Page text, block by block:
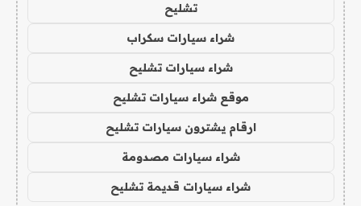
تشليح
شراء سيارات سكراب
شراء سيارات تشليح
موقع شراء سيارات تشليح
ارقام يشترون سيارات تشليح
شراء سيارات مصدومة
شراء سيارات قديمة تشليح